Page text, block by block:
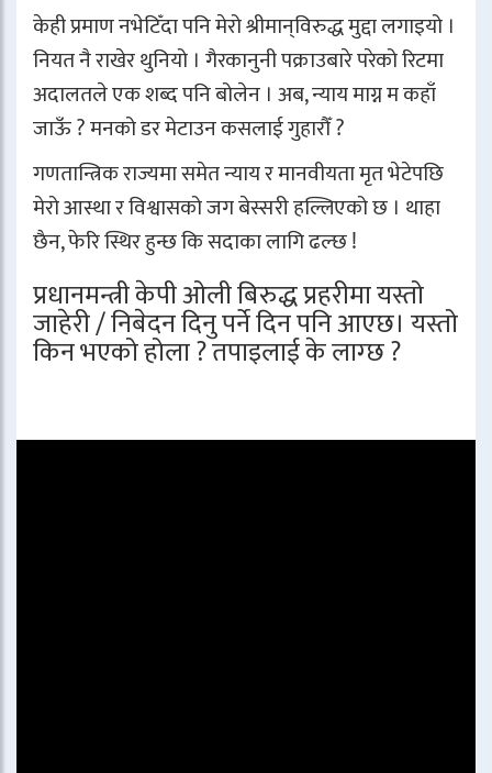
केही प्रमाण नभेटिँदा पनि मेरो श्रीमान्‌विरुद्ध मुद्दा लगाइयो ।
नियत नै राखेर थुनियो । गैरकानुनी पक्राउबारे परेको रिटमा
अदालतले एक शब्द पनि बोलेन । अब, न्याय माग्न म कहाँ
जाऊँ ? मनको डर मेटाउन कसलाई गुहारौँ ?
गणतान्त्रिक राज्यमा समेत न्याय र मानवीयता मृत भेटेपछि
मेरो आस्था र विश्वासको जग बेस्सरी हल्लिएको छ । थाहा
छैन, फेरि स्थिर हुन्छ कि सदाका लागि ढल्छ !
प्रधानमन्त्री केपी ओली बिरुद्ध प्रहरीमा यस्तो
जाहेरी / निबेदन दिनु पर्ने दिन पनि आएछ। यस्तो
किन भएको होला ? तपाइलाई के लाग्छ ?